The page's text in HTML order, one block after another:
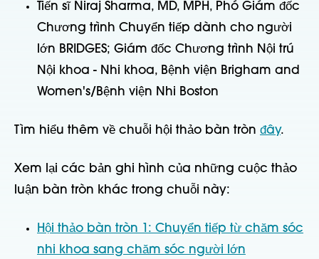
Tiến sĩ Niraj Sharma, MD, MPH, Phó Giám đốc
Chương trình Chuyển tiếp dành cho người
lớn BRIDGES; Giám đốc Chương trình Nội trú
Nội khoa - Nhi khoa, Bệnh viện Brigham and
Women's/Bệnh viện Nhi Boston
Tìm hiểu thêm về chuỗi hội thảo bàn tròn đây.
Xem lại các bản ghi hình của những cuộc thảo
luận bàn tròn khác trong chuỗi này:
Hội thảo bàn tròn 1: Chuyển tiếp từ chăm sóc
nhi khoa sang chăm sóc người lớn